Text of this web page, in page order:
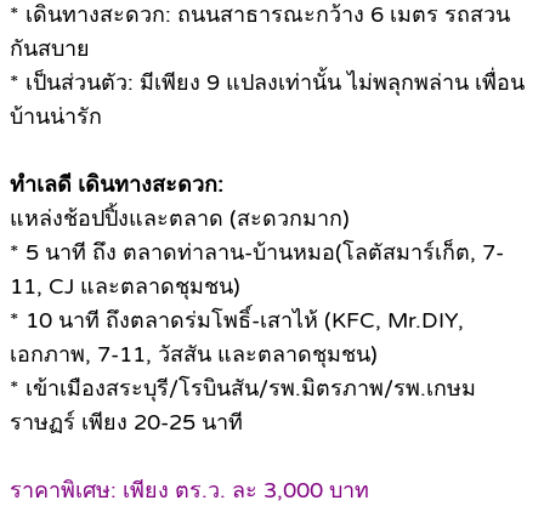
* เดินทางสะดวก: ถนนสาธารณะกว้าง 6 เมตร รถสวน
กันสบาย
* เป็นส่วนตัว: มีเพียง 9 แปลงเท่านั้น ไม่พลุกพล่าน เพื่อน
บ้านน่ารัก
ทำเลดี เดินทางสะดวก:
แหล่งช้อปปิ้งและตลาด (สะดวกมาก)
* 5 นาที ถึง ตลาดท่าลาน-บ้านหมอ(โลตัสมาร์เก็ต, 7-
11, CJ และตลาดชุมชน)
* 10 นาที ถึงตลาดร่มโพธิ์-เสาไห้ (KFC, Mr.DIY,
เอกภาพ, 7-11, วัสสัน และตลาดชุมชน)
* เข้าเมืองสระบุรี/โรบินสัน/รพ.มิตรภาพ/รพ.เกษม
ราษฏร์ เพียง 20-25 นาที
ราคาพิเศษ: เพียง ตร.ว. ละ 3,000 บาท